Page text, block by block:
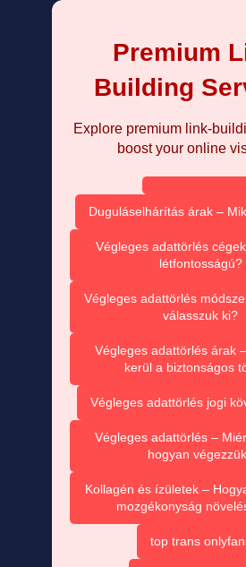
Premium
Building
Explore premium link-
boost your online
Duguláselhárítás árak –
Végleges adattörlés
létfontosságú?
Végleges adattörlés
válasszuk ki?
Végleges adattörlés árak
kerül a biztonságos
Végleges adattörlés jogi
Végleges adattörlés –
hogyan
Kollagén és ízületek –
mozgékonyság
top trans